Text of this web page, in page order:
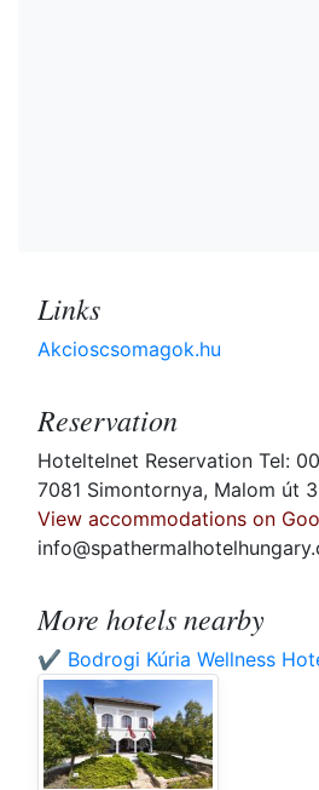
Links
Akcioscsomagok.hu
Reservation
Hoteltelnet Reservation Tel:
7081 Simontornya, Malom út
View accommodations on
More hotels nearby
✔️ Bodrogi Kúria Wellness